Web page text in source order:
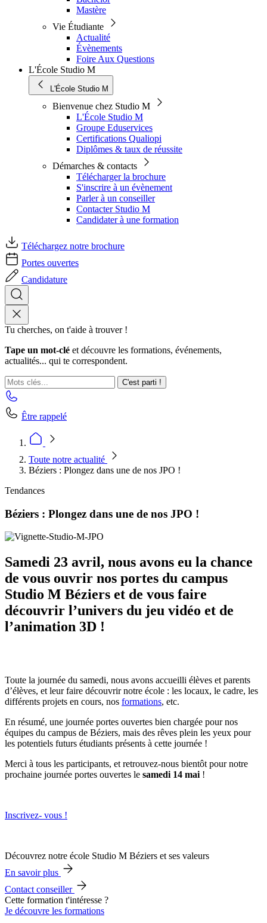
Mastère
Vie Étudiante
Actualité
Évènements
Foire Aux Questions
L'École Studio M
L'École Studio M
Bienvenue chez Studio M
L'École Studio M
Groupe Eduservices
Certifications Qualiopi
Diplômes & taux de réussite
Démarches & contacts
Télécharger la brochure
S'inscrire à un évènement
Parler à un conseiller
Contacter Studio M
Candidater à une formation
Téléchargez notre brochure
Portes ouvertes
Candidature
Tu cherches, on t'aide à trouver !
Tape un mot-clé et découvre les formations, événements,
actualités... qui te correspondent.
C'est parti !
Être rappelé
Toute notre actualité
Béziers : Plongez dans une de nos JPO !
Tendances
Béziers : Plongez dans une de nos JPO !
Samedi 23 avril, nous avons eu la chance
de vous ouvrir nos portes du campus
Studio M Béziers et de vous faire
découvrir l’univers du jeu vidéo et de
l’animation 3D !
Toute la journée du samedi, nous avons accueilli élèves et parents
d’élèves, et leur faire découvrir notre école : les locaux, le cadre, les
différents projets en cours, nos formations, etc.
En résumé, une journée portes ouvertes bien chargée pour nos
équipes du campus de Béziers, mais des rêves plein les yeux pour
les potentiels futurs étudiants présents à cette journée !
Merci à tous les participants, et retrouvez-nous bientôt pour notre
prochaine journée portes ouvertes le samedi 14 mai !
Inscrivez- vous !
Découvrez notre école Studio M Béziers et ses valeurs
En savoir plus
Contact conseiller
Cette formation t'intéresse ?
Je découvre les formations